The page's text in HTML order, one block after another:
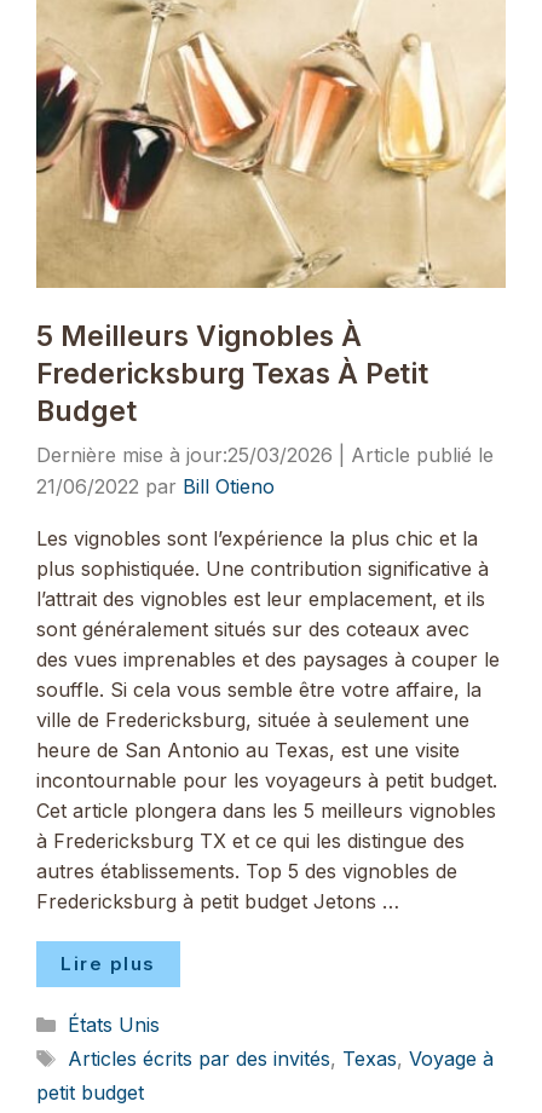
5 Meilleurs Vignobles À
Fredericksburg Texas À Petit
Budget
25/03/2026
21/06/2022 par Bill Otieno
Les vignobles sont l’expérience la plus chic et la
plus sophistiquée. Une contribution significative à
l’attrait des vignobles est leur emplacement, et ils
sont généralement situés sur des coteaux avec
des vues imprenables et des paysages à couper le
souffle. Si cela vous semble être votre affaire, la
ville de Fredericksburg, située à seulement une
heure de San Antonio au Texas, est une visite
incontournable pour les voyageurs à petit budget.
Cet article plongera dans les 5 meilleurs vignobles
à Fredericksburg TX et ce qui les distingue des
autres établissements. Top 5 des vignobles de
Fredericksburg à petit budget Jetons …
Lire plus
Catégories
États Unis
Étiquettes
Articles écrits par des invités, Texas, Voyage à
petit budget